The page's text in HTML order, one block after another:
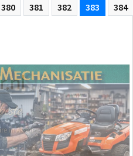
380 381 382 383 384